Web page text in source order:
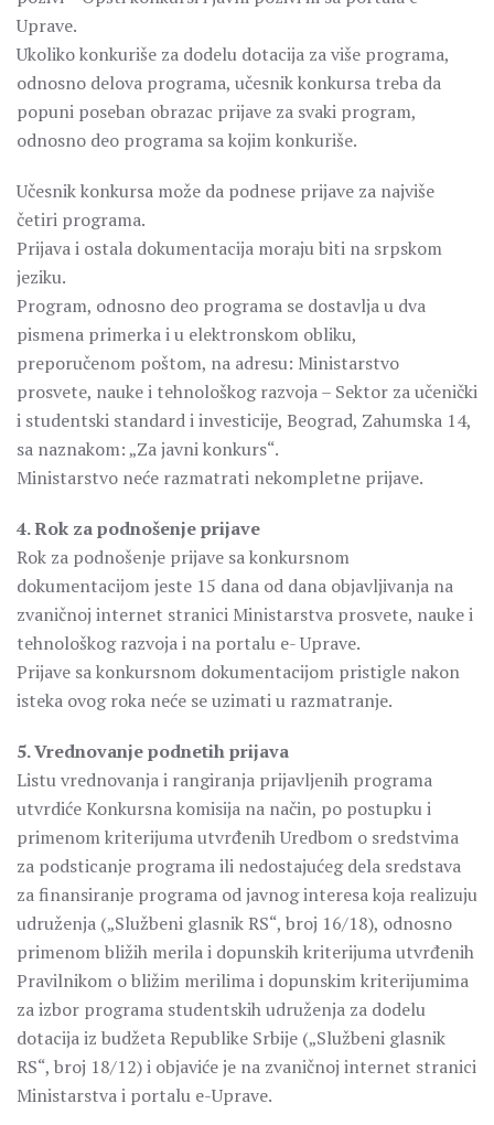
Uprave.
Ukoliko konkuriše za dodelu dotacija za više programa,
odnosno delova programa, učesnik konkursa treba da
popuni poseban obrazac prijave za svaki program,
odnosno deo programa sa kojim konkuriše.
Učesnik konkursa može da podnese prijave za najviše
četiri programa.
Prijava i ostala dokumentacija moraju biti na srpskom
jeziku.
Program, odnosno deo programa se dostavlja u dva
pismena primerka i u elektronskom obliku,
preporučenom poštom, na adresu: Ministarstvo
prosvete, nauke i tehnološkog razvoja – Sektor za učenički
i studentski standard i investicije, Beograd, Zahumska 14,
sa naznakom: „Za javni konkurs“.
Ministarstvo neće razmatrati nekompletne prijave.
4. Rok za podnošenje prijave
Rok za podnošenje prijave sa konkursnom
dokumentacijom jeste 15 dana od dana objavljivanja na
zvaničnoj internet stranici Ministarstva prosvete, nauke i
tehnološkog razvoja i na portalu e- Uprave.
Prijave sa konkursnom dokumentacijom pristigle nakon
isteka ovog roka neće se uzimati u razmatranje.
5. Vrednovanje podnetih prijava
Listu vrednovanja i rangiranja prijavljenih programa
utvrdiće Konkursna komisija na način, po postupku i
primenom kriterijuma utvrđenih Uredbom o sredstvima
za podsticanje programa ili nedostajućeg dela sredstava
za finansiranje programa od javnog interesa koja realizuju
udruženja („Službeni glasnik RS“, broj 16/18), odnosno
primenom bližih merila i dopunskih kriterijuma utvrđenih
Pravilnikom o bližim merilima i dopunskim kriterijumima
za izbor programa studentskih udruženja za dodelu
dotacija iz budžeta Republike Srbije („Službeni glasnik
RS“, broj 18/12) i objaviće je na zvaničnoj internet stranici
Ministarstva i portalu e-Uprave.